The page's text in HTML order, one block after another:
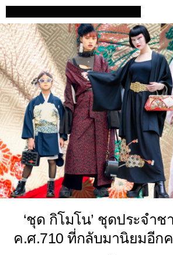
Skip
to
content
‘ชุด กิโมโน’ ชุดประจำ
ค.ศ.710 ที่กลับมานิยมอีก